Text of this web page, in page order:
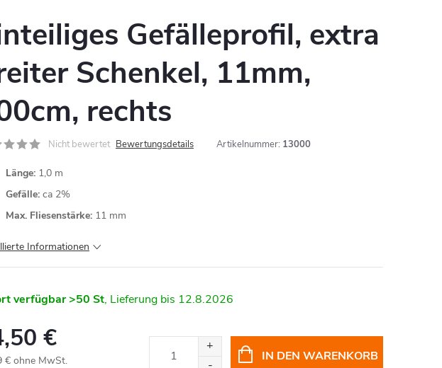
Gefälleprofil, extra
Schenkel, 11mm,
rechts
Nicht bewertet Bewertungsdetails Artikelnummer: 13000
Länge: 1,0 m
Gefälle: ca 2%
Max. Fliesenstärke: 11 mm
Informationen
verfügbar>50 St 12.8.2026
€
€ ohne MwSt.
IN DEN WARENKORB